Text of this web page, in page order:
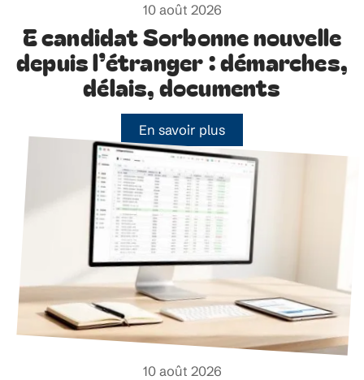
10 août 2026
E candidat Sorbonne nouvelle
depuis l’étranger : démarches,
délais, documents
En savoir plus
10 août 2026